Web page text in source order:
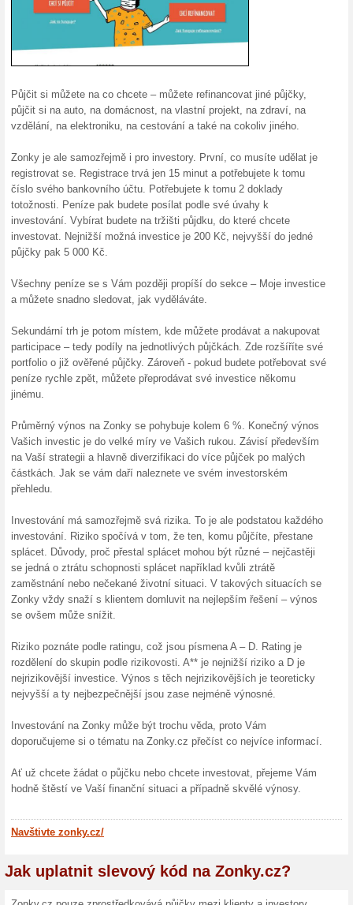
Zonky.cz jsou tu pro vás i v
19. Chcete s nimi řešit
Přečtěte si více na Zonky.cz.
Mobilní aplikace
100% fungovalo Akce
Rychleji a snadněji poptejte
půjček. Bližší info na
Investujte výhodně
100% fungovalo
Pošlete si dle vaší úvahy
půjčku, do které chcete
nejvyšší do jedné půjčky 5
Refinancujte své
100% fungovalo
Akce
Nevyhovují Vám splátky u
refinancujete výhodně. Tu
online, odkudkoli a během